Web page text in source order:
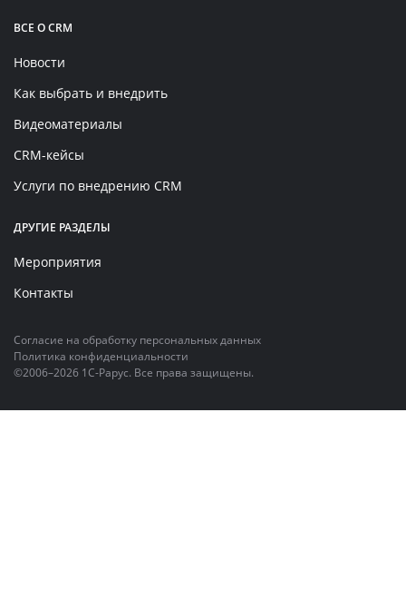
ВСЕ О CRM
Новости
Как выбрать и внедрить
Видеоматериалы
CRM-кейсы
Услуги по внедрению CRM
ДРУГИЕ РАЗДЕЛЫ
Мероприятия
Контакты
©2006–2026 1С-Рарус. Все права защищены.
Политика конфиденциальности
Согласие на обработку персональных данных